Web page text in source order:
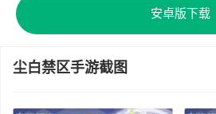
安卓版下载
尘白禁区手游截图